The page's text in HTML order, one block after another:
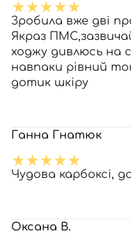
Зробила вже дві
Якраз
ходжу дивлюсь на
навпаки рівний
дотик шкіру
Ганна Гнатюк
Чудова карбоксі,
Оксана В.